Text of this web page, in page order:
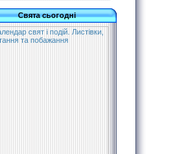
Свята сьогодні